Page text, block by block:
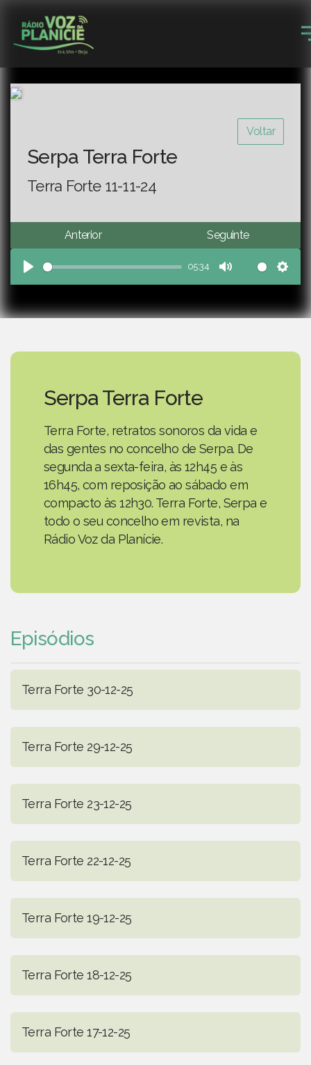
Voltar
Serpa Terra Forte
Terra Forte 11-11-24
Anterior Seguinte
Play
05:34
Mute
Serpa Terra Forte
Terra Forte, retratos sonoros da vida e
das gentes no concelho de Serpa. De
segunda a sexta-feira, às 12h45 e às
16h45, com reposição ao sábado em
compacto às 12h30. Terra Forte, Serpa e
todo o seu concelho em revista, na
Rádio Voz da Planície.
Episódios
Terra Forte 30-12-25
Terra Forte 29-12-25
Terra Forte 23-12-25
Terra Forte 22-12-25
Terra Forte 19-12-25
Terra Forte 18-12-25
Terra Forte 17-12-25